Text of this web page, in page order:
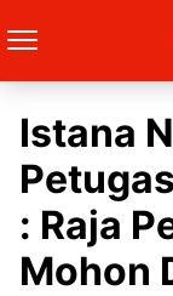
Istana
: Raja
Mohon